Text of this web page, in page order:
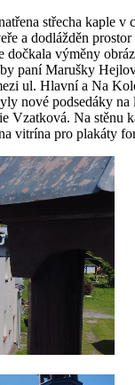
střecha kaple v
a dodlážděn prostor
dočkala výměny
paní Marušky
ul. Hlavní a Na
nové podsedáky na
Vzatková. Na stěnu
vitrína pro plakáty